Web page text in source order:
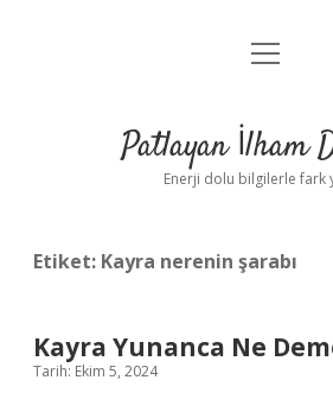
Anasayfa
Yasal Uyarı
menüyü
Patlayan İlham
Enerji dolu bilgilerle fark
Etiket: Kayra nerenin şarabı
Kayra Yunanca Ne
Tarih: Ekim 5, 2024